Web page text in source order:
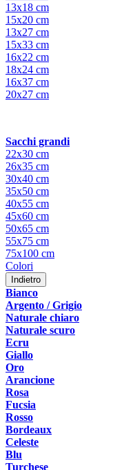
13x18 cm
15x20 cm
13x27 cm
15x33 cm
16x22 cm
18x24 cm
16x37 cm
20x27 cm
Sacchi grandi
22x30 cm
26x35 cm
30x40 cm
35x50 cm
40x55 cm
45x60 cm
50x65 cm
55x75 cm
75x100 cm
Colori
Indietro
Bianco
Argento / Grigio
Naturale chiaro
Naturale scuro
Ecru
Giallo
Oro
Arancione
Rosa
Fucsia
Rosso
Bordeaux
Celeste
Blu
Turchese